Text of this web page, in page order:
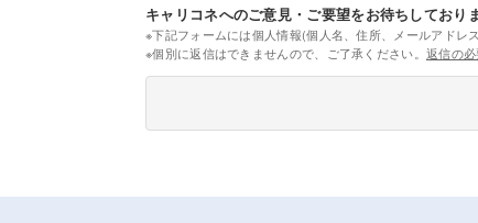
キャリコネへのご意見・ご要望をお待ちしておりま
※下記フォームには個人情報(個人名、住所、メールアドレ
※個別に返信はできませんので、ご了承ください。 返信の